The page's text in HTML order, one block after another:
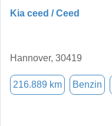
Kia ceed / Ceed
Hannover, 30419
216.889 km Benzin